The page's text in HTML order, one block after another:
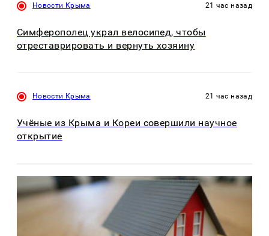
Новости Крыма 21 час назад
Симферополец украл велосипед, чтобы
отреставрировать и вернуть хозяину
Новости Крыма 21 час назад
Учёные из Крыма и Кореи совершили научное
открытие